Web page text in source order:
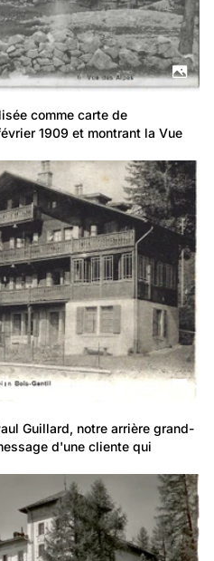
comme carte de
1909 et montrant la Vue
Guillard, notre arrière grand-
d'une cliente qui